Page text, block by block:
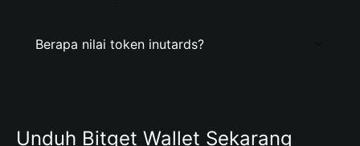
Berapa nilai token inutards?
Unduh Bitget Wallet Sekarang